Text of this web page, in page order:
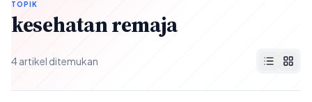
TOPIK
kesehatan remaja
4 artikel ditemukan